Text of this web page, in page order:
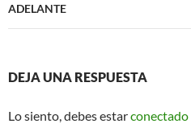
ADELANTE
DEJA UNA RESPUESTA
Lo siento, debes estarconectado